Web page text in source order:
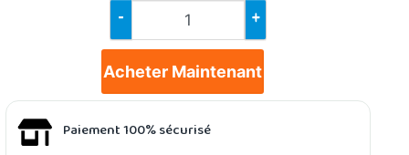
- +
Acheter Maintenant
Paiement 100% sécurisé